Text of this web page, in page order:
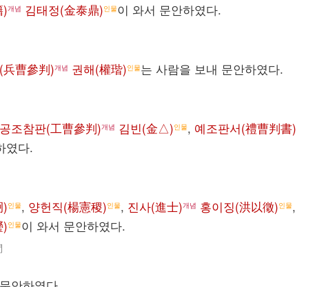
)개념 김태정(金泰鼎)인물이 와서 문안하였다.
曹參判)개념 권해(權瑎)인물는 사람을 보내 문안하였다.
공조참판(工曹參判)개념 김빈(金△)인물, 예조판서(禮曹判書)
였다.
)인물, 양헌직(楊憲稷)인물, 진사(進士)개념 홍이징(洪以徵)인물,
)인물이 와서 문안하였다.